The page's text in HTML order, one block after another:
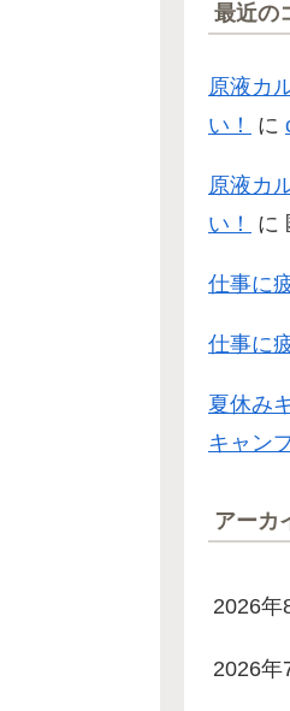
最近の
原液カ
い！
に
原液カ
い！
に
仕事に
仕事に
夏休み
キャン
アーカ
2026年
2026年